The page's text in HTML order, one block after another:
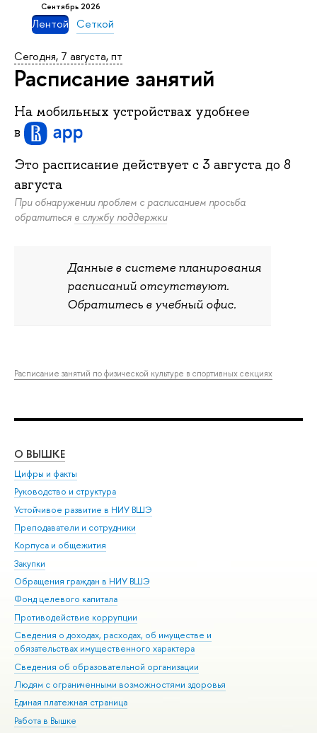
сентябрь 2026
Лентой Сеткой
Сегодня, 7 августа, пт
Расписание занятий
На мобильных устройствах удобнее
в
Это расписание действует c 3 августа до 8
августа
При обнаружении проблем с расписанием просьба
обратиться в службу поддержки
Данные в системе планирования
расписаний отсутствуют.
Обратитесь в учебный офис.
Расписание занятий по физической культуре в спортивных секциях
О ВЫШКЕ
Цифры и факты
Руководство и структура
Устойчивое развитие в НИУ ВШЭ
Преподаватели и сотрудники
Корпуса и общежития
Закупки
Обращения граждан в НИУ ВШЭ
Фонд целевого капитала
Противодействие коррупции
Сведения о доходах, расходах, об имуществе и
обязательствах имущественного характера
Сведения об образовательной организации
Людям с ограниченными возможностями здоровья
Единая платежная страница
Работа в Вышке